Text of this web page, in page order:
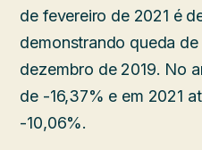
de fevereiro de 2021 é
demonstrando queda
dezembro de 2019. No
de -16,37% e em 2021
-10,06%.